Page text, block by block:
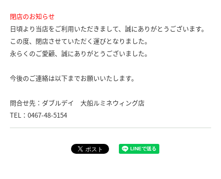
閉店のお知らせ
日頃より当店をご利用いただきまして、誠にありがとうございます。
この度、閉店させていただく運びとなりました。
永らくのご愛顧、誠にありがとうございました。
今後のご連絡は以下までお願いいたします。
問合せ先：ダブルデイ 大船ルミネウィング店
TEL：0467-48-5154